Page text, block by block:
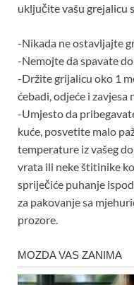
uključite vašu grejalicu
-Nikada ne ostavljajte
-Nemojte da spavate
-Držite grijalicu oko 1
ćebadi, odjeće i zavjesa
-Umjesto da
kuće, posvetite malo
temperature iz vašeg
vrata ili neke štitinike
spriječiće puhanje
za pakovanje sa
prozore.